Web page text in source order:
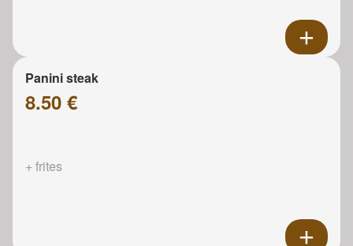
Panini steak
8.50 €
+ frites